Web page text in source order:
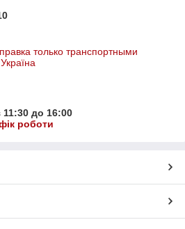
только транспортными
до 16:00
роботи